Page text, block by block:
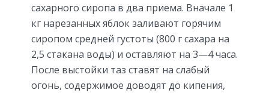
сахарного сиропа в два приема. Вначале 1
кг нарезанных яблок заливают горячим
сиропом средней густоты (800 г сахара на
2,5 стакана воды) и оставляют на 3—4 часа.
После выстойки таз ставят на слабый
огонь, содержимое доводят до кипения,